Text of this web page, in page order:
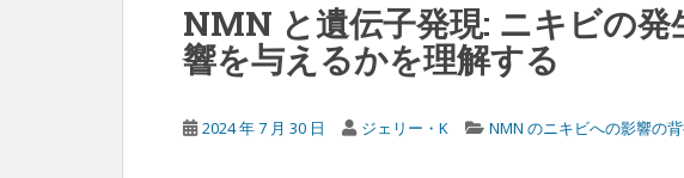
NMN と遺伝子発現: ニキビの
響を与えるかを理解する
2024 年 7 月 30 日 ジェリー・K NMN のニキビへの影響の